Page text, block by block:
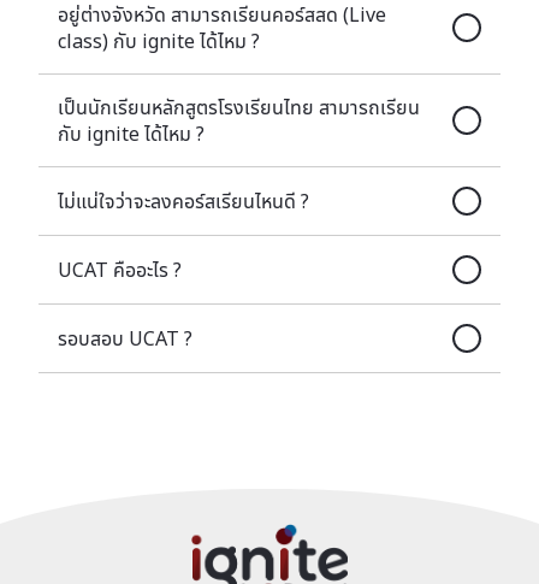
อยู่ต่างจังหวัด สามารถเรียนคอร์สสด (Live
class) กับ ignite ได้ไหม ?
เป็นนักเรียนหลักสูตรโรงเรียนไทย สามารถเรียน
กับ ignite ได้ไหม ?
ไม่แน่ใจว่าจะลงคอร์สเรียนไหนดี ?
UCAT คืออะไร ?
รอบสอบ UCAT ?